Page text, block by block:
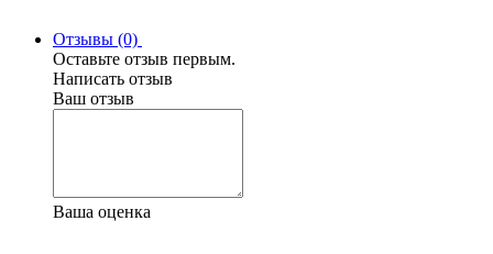
Отзывы (0)
Оставьте отзыв первым.
Написать отзыв
Ваш отзыв
Ваша оценка